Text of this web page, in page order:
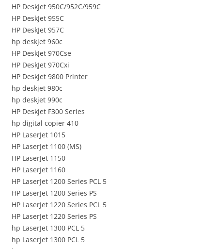
HP DeskJet 950C/952C/959C
HP DeskJet 955C
HP DeskJet 957C
hp deskjet 960c
HP DeskJet 970Cse
HP DeskJet 970Cxi
HP Deskjet 9800 Printer
hp deskjet 980c
hp deskjet 990c
HP Deskjet F300 Series
hp digital copier 410
HP LaserJet 1015
HP LaserJet 1100 (MS)
HP LaserJet 1150
HP LaserJet 1160
HP LaserJet 1200 Series PCL 5
HP LaserJet 1200 Series PS
HP LaserJet 1220 Series PCL 5
HP LaserJet 1220 Series PS
hp LaserJet 1300 PCL 5
hp LaserJet 1300 PCL 5